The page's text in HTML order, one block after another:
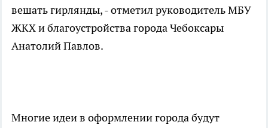
вешать гирлянды, - отметил руководитель МБУ
ЖКХ и благоустройства города Чебоксары
Анатолий Павлов.
Многие идеи в оформлении города будут